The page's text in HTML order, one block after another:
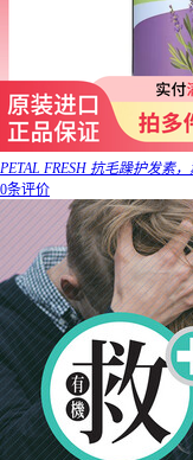
PETAL FRESH 抗毛躁护发素
0条评价